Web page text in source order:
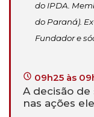
do IPDA.
do Paraná).
Fundador e
09h25 às
A decisão
nas ações